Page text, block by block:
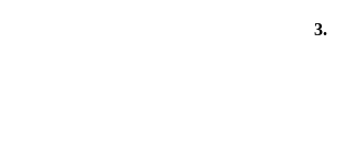
3.